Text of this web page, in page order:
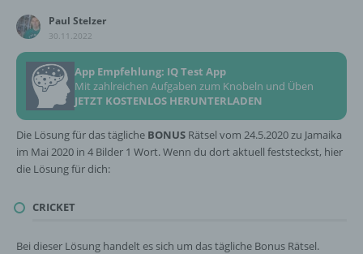
Paul Stelzer
30.11.2022
App Empfehlung: IQ Test App
Mit zahlreichen Aufgaben zum Knobeln und Üben
JETZT KOSTENLOS HERUNTERLADEN
Die Lösung für das tägliche BONUS Rätsel vom 24.5.2020 zu Jamaika
im Mai 2020 in 4 Bilder 1 Wort. Wenn du dort aktuell feststeckst, hier
die Lösung für dich:
CRICKET
Bei dieser Lösung handelt es sich um das tägliche Bonus Rätsel.